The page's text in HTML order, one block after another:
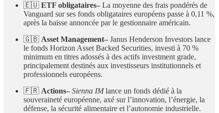
🇪🇺 ETF obligataires– La moyenne des frais pondérés de
Vanguard sur ses fonds obligataires européens passe à 0,11 %,
après la baisse annoncée par le gestionnaire américain.
🇬🇧 Asset Management– Janus Henderson Investors lance
le fonds Horizon Asset Backed Securities, investi à 70 %
minimum en titres adossés à des actifs investment grade,
principalement destinés aux investisseurs institutionnels et
professionnels européens.
🇫🇷 Actions– Sienna IMlance un fonds dédié à la
souveraineté européenne, axé sur l’innovation, l’énergie, la
défense, la sécurité alimentaire et l’autonomie industrielle.